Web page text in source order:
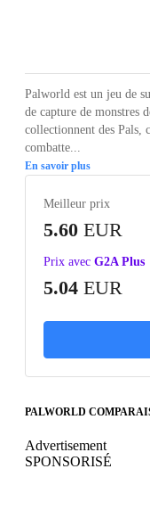
Palworld est un jeu de
de capture de monstres
collectionnent des Pals,
combatte...
En savoir plus
Meilleur prix
5.60 EUR
Prix avec G2A Plus
5.04 EUR
PALWORLD
Advertisement
SPONSORISÉ